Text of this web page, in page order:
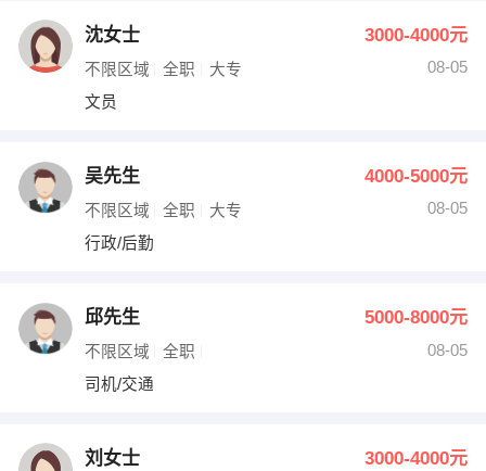
沈女士 3000-4000元
不限区域 全职 大专
08-05
文员
吴先生 4000-5000元
不限区域 全职 大专
08-05
行政/后勤
邱先生 5000-8000元
不限区域 全职
08-05
司机/交通
刘女士 3000-4000元